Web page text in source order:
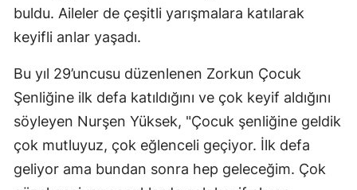
buldu. Aileler de çeşitli yarışmalara katılarak
keyifli anlar yaşadı.
Bu yıl 29’uncusu düzenlenen Zorkun Çocuk
Şenliğine ilk defa katıldığını ve çok keyif aldığını
söyleyen Nurşen Yüksek, "Çocuk şenliğine geldik
çok mutluyuz, çok eğlenceli geçiyor. İlk defa
geliyor ama bundan sonra hep geleceğim. Çok